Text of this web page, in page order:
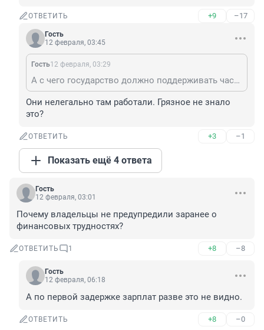
ОТВЕТИТЬ +9 –17
Гость
12 февраля, 03:45
Гость12 февраля, 03:29
А с чего государство должно поддерживать частников? Достаточно того, что уволенные встанут на биржу труда и будут получать пособие, пока ищут новую работу
Они нелегально там работали. Грязное не знало
это?
ОТВЕТИТЬ +3 –1
Показать ещё 4 ответа
Гость
12 февраля, 03:01
Почему владельцы не предупредили заранее о
финансовых трудностях?
ОТВЕТИТЬ 1 +8 –8
Гость
12 февраля, 06:18
А по первой задержке зарплат разве это не видно.
ОТВЕТИТЬ +8 –0